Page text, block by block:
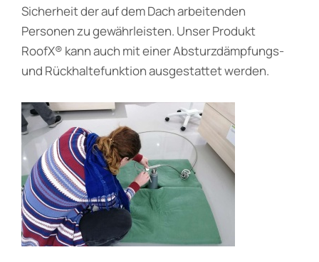
Sicherheit der auf dem Dach arbeitenden
Personen zu gewährleisten. Unser Produkt
RoofX® kann auch mit einer Absturzdämpfungs-
und Rückhaltefunktion ausgestattet werden.